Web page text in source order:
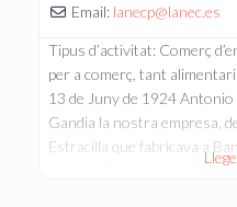
Email: lanecp@lanec.es
Tipus d’activitat: Comerç
per a comerç, tant
13 de Juny de 1924
Gandia la nostra empresa,
Estracilla que fabricava a
Pascual Castelló s’amplia